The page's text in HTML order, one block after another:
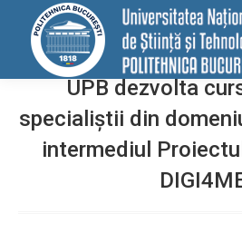
conținut
UPB dezvolta
specialiștii din
intermediul